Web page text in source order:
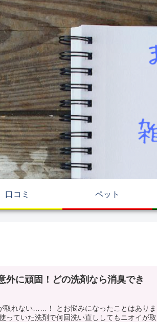
口コミ ペット
外に頑固！どの洗剤なら消臭でき
悩みになったことはありま